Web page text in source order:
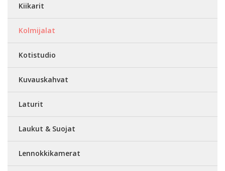
Kiikarit
Kolmijalat
Kotistudio
Kuvauskahvat
Laturit
Laukut & Suojat
Lennokkikamerat